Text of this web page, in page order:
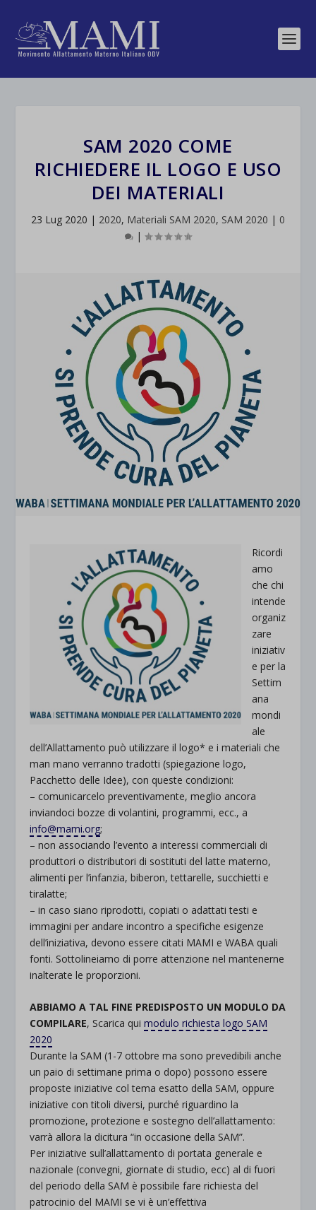
SAM 2020 COME
RICHIEDERE IL LOGO E USO
DEI MATERIALI
23 Lug 2020 | 2020, Materiali SAM 2020, SAM 2020 | 0
|
Ricordi
amo
che chi
intende
organiz
zare
iniziativ
e per la
Settim
ana
mondi
ale
dell’Allattamento può utilizzare il logo* e i materiali che
man mano verranno tradotti (spiegazione logo,
Pacchetto delle Idee), con queste condizioni:
– comunicarcelo preventivamente, meglio ancora
inviandoci bozze di volantini, programmi, ecc., a
info@mami.org;
– non associando l’evento a interessi commerciali di
produttori o distributori di sostituti del latte materno,
alimenti per l’infanzia, biberon, tettarelle, succhietti e
tiralatte;
– in caso siano riprodotti, copiati o adattati testi e
immagini per andare incontro a specifiche esigenze
dell’iniziativa, devono essere citati MAMI e WABA quali
fonti. Sottolineiamo di porre attenzione nel mantenerne
inalterate le proporzioni.
ABBIAMO A TAL FINE PREDISPOSTO UN MODULO DA
COMPILARE, Scarica quimodulo richiesta logo SAM
2020
Durante la SAM (1-7 ottobre ma sono prevedibili anche
un paio di settimane prima o dopo) possono essere
proposte iniziative col tema esatto della SAM, oppure
iniziative con titoli diversi, purché riguardino la
promozione, protezione e sostegno dell’allattamento:
varrà allora la dicitura “in occasione della SAM”.
Per iniziative sull’allattamento di portata generale e
nazionale (convegni, giornate di studio, ecc) al di fuori
del periodo della SAM è possibile fare richiesta del
patrocinio del MAMI se vi è un’effettiva